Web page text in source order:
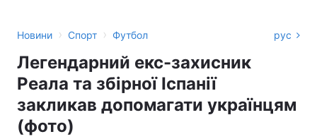
Новини › Спорт › Футбол рус
Легендарний екс-захисник
Реала та збірної Іспанії
закликав допомагати українцям
(фото)